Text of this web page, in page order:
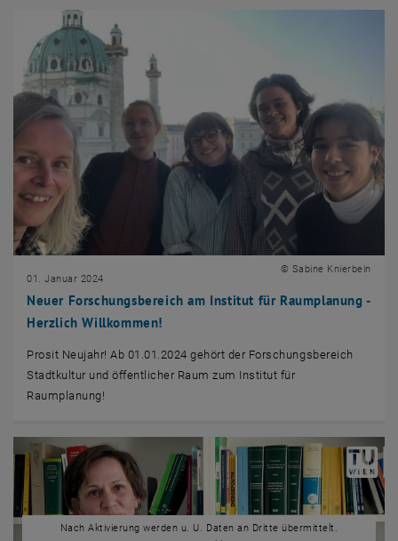
Neuer Forschungsbereich am Institut für Raumplanung -
Herzlich Willkommen!
01. Januar 2024
© Sabine Knierbein
Prosit Neujahr! Ab 01.01.2024 gehört der Forschungsbereich
Stadtkultur und öffentlicher Raum zum Institut für
Raumplanung!
Nach Aktivierung werden u. U. Daten an Dritte übermittelt.